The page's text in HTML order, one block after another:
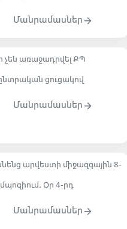
Մանրամասներ
չեն առաջադրվել ՔՊ
ցուցակով
Մանրամասներ
արվեստի միջազգային 8-
Օր 4-րդ
Մանրամասներ